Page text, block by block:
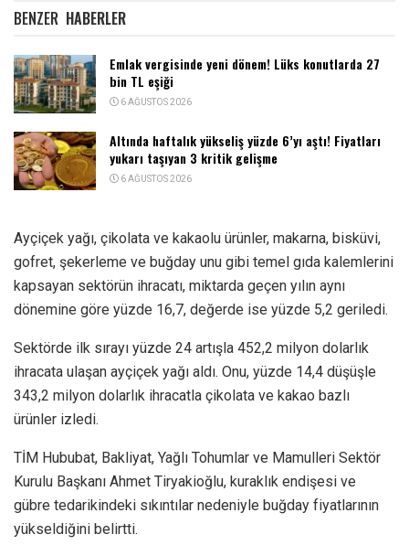
BENZER HABERLER
Emlak vergisinde yeni dönem! Lüks konutlarda 27
bin TL eşiği
6 AĞUSTOS 2026
Altında haftalık yükseliş yüzde 6’yı aştı! Fiyatları
yukarı taşıyan 3 kritik gelişme
6 AĞUSTOS 2026
Ayçiçek yağı, çikolata ve kakaolu ürünler, makarna, bisküvi,
gofret, şekerleme ve buğday unu gibi temel gıda kalemlerini
kapsayan sektörün ihracatı, miktarda geçen yılın aynı
dönemine göre yüzde 16,7, değerde ise yüzde 5,2 geriledi.
Sektörde ilk sırayı yüzde 24 artışla 452,2 milyon dolarlık
ihracata ulaşan ayçiçek yağı aldı. Onu, yüzde 14,4 düşüşle
343,2 milyon dolarlık ihracatla çikolata ve kakao bazlı
ürünler izledi.
TİM Hububat, Bakliyat, Yağlı Tohumlar ve Mamulleri Sektör
Kurulu Başkanı Ahmet Tiryakioğlu, kuraklık endişesi ve
gübre tedarikindeki sıkıntılar nedeniyle buğday fiyatlarının
yükseldiğini belirtti.